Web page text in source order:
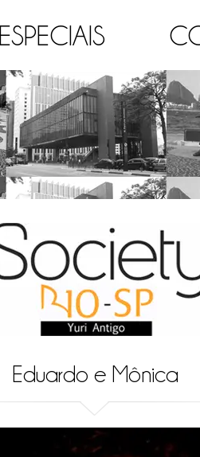
ESPECIAIS
Eduardo e Mônica